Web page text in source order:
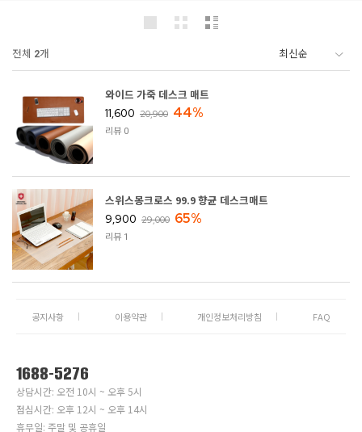
전체 2개
와이드 가죽 데스크 매트
11,600 20,900 44%
리뷰 0
스위스몽크로스 99.9 향균 데스크매트
9,900 29,000 65%
리뷰 1
공지사항 이용약관 개인정보처리방침 FAQ
1688-5276
상담시간: 오전 10시 ~ 오후 5시
점심시간: 오후 12시 ~ 오후 14시
휴무일: 주말 및 공휴일